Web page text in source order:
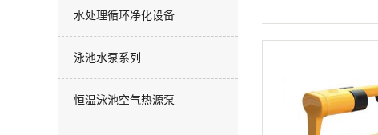
水处理循环净化设备
泳池水泵系列
恒温泳池空气热源泵